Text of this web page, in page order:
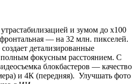
и зумом до х100
— на 32 млн. пикселей.
детализированные
фокусным расстоянием. С
блокбастеров — качество
и 4К (передняя). Улучшать фото